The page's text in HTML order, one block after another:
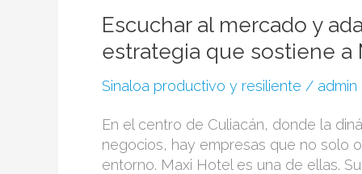
Escuchar al mercado y
estrategia que sostiene a
Sinaloa productivo y resiliente / admin
En el centro de Culiacán, donde la
negocios, hay empresas que no solo
entorno. Maxi Hotel es una de ellas.